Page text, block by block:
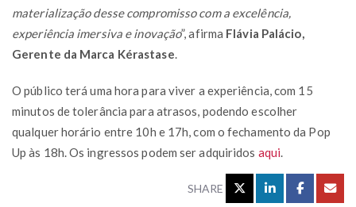
materialização desse compromisso com a excelência,
experiência imersiva e inovação”, afirma Flávia Palácio,
Gerente da Marca Kérastase
O público terá uma hora para viver a experiência, com 15
minutos de tolerância para atrasos, podendo escolher
qualquer horário entre 10h e 17h, com o fechamento da Pop
Up às 18h. Os ingressos podem ser adquiridos aqui
SHARE